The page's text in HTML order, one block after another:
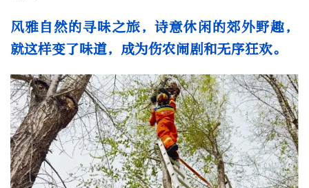
风雅自然的寻味之旅，诗意休闲的郊外野趣，
就这样变了味道，成为伤农闹剧和无序狂欢。